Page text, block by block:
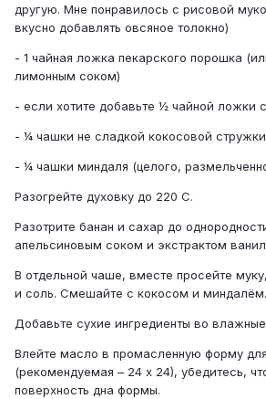
другую. Мне понравилось с рисовой
вкусно добавлять овсяное толокно)
- 1 чайная ложка пекарского порошка
лимонным соком)
- если хотите добавьте ½ чайной ложки
- ¼ чашки не сладкой кокосовой стружки
- ¼ чашки миндаля (целого,
Разогрейте духовку до 220 С.
Разотрите банан и сахар до
апельсиновым соком и экстрактом
В отдельной чаше, вместе просейте
и соль. Смешайте с кокосом и миндалём.
Добавьте сухие ингредиенты во
Влейте масло в промасленную форму
(рекомендуемая – 24 х 24), убедитесь,
поверхность дна формы.